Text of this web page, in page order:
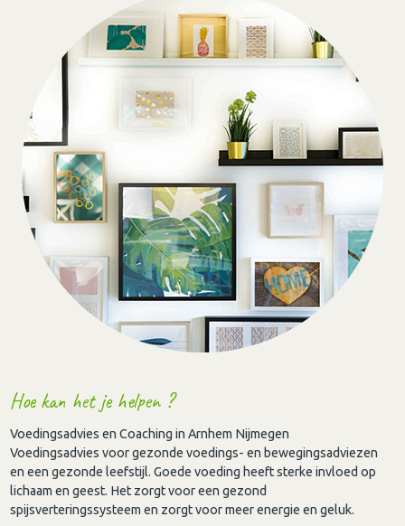
Hoe kan het je helpen ?
Voedingsadvies en Coaching in Arnhem Nijmegen
Voedingsadvies voor gezonde voedings- en bewegingsadviezen
en een gezonde leefstijl. Goede voeding heeft sterke invloed op
lichaam en geest. Het zorgt voor een gezond
spijsverteringssysteem en zorgt voor meer energie en geluk.